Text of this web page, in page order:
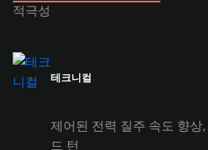
적극성
테크니컬
제어된 전력 질주 속도 향상,
드 턴